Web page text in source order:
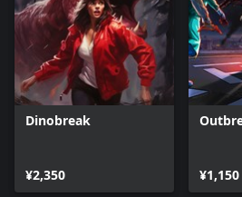
Dinobreak
¥2,350 ¥1,150